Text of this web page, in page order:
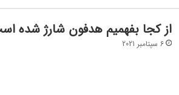
از کجا بفهمیم هدفون شارژ شده
6 سپتامبر 2021